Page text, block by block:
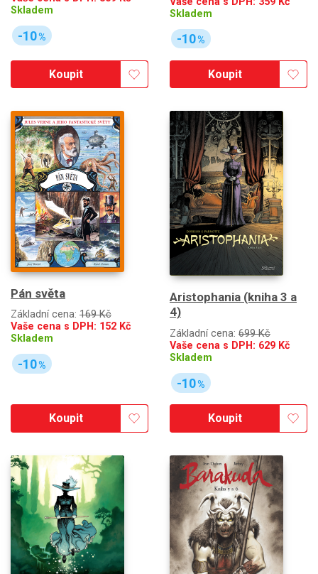
Skladem
-10%
Koupit
Skladem
-10%
Koupit
Pán světa
Základní cena: 169 Kč
Vaše cena s DPH: 152 Kč
Skladem
-10%
Koupit
Aristophania (kniha 3 a
4)
Základní cena: 699 Kč
Vaše cena s DPH: 629 Kč
Skladem
-10%
Koupit